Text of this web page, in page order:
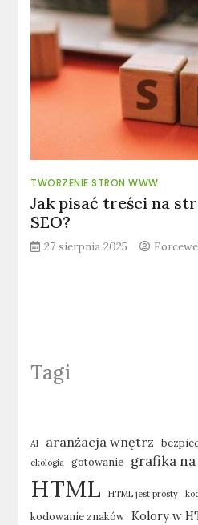
TWORZENIE STRON WWW
Jak pisać treści na
SEO?
27 sierpnia 2025
Tagi
AI aranżacja wnętrz
ekologia gotowanie grafika
HTML HTML jest prosty
kodowanie znaków Kolory w